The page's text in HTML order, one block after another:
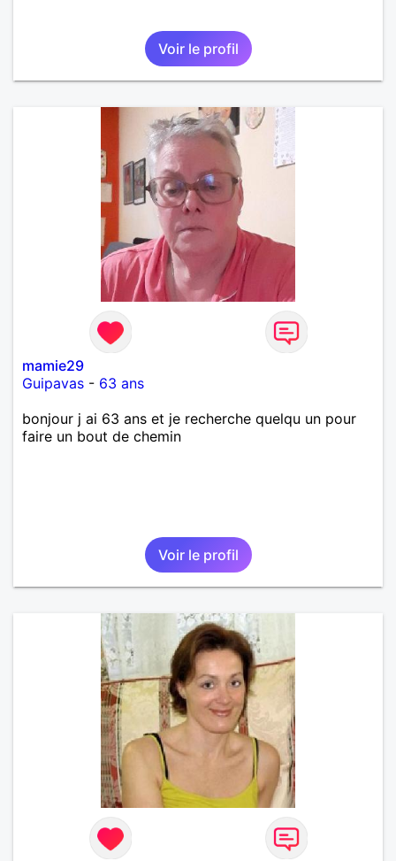
Voir le profil
mamie29
Guipavas - 63 ans
bonjour j ai 63 ans et je recherche quelqu un pour
faire un bout de chemin
Voir le profil